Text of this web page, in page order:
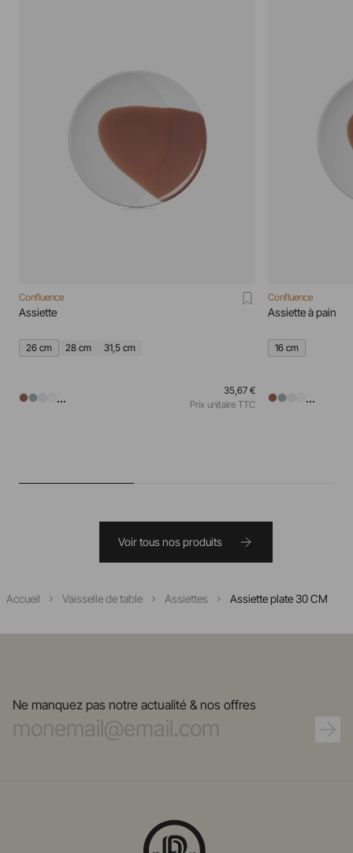
Confluence
Assiette
26 cm 28 cm 31,5 cm
...
35,67 €
Prix unitaire TTC
Confluence
Assiette à pain
16 cm
...
Voir tous nos produits
Accueil Vaisselle de table Assiettes Assiette plate 30 CM
Ne manquez pas notre actualité & nos offres